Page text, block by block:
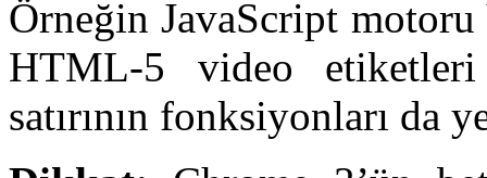
Örneğin JavaScript
HTML-5 video
satırının fonksiyonları da